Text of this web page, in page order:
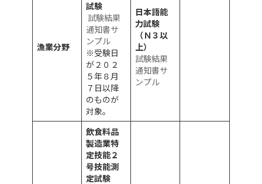
漁業分野
試験
試験結果
通知書サ
ンプル
※受験日
が２０２
５年８月
７日以降
のものが
対象。
日本語能
力試験
（Ｎ３以
上）
試験結果
通知書サ
ンプル
飲食料品
製造業特
定技能２
号技能測
定試験